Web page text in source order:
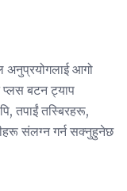
अनुप्रयोगलाई आगो
प्लस बटन ट्याप
तपाईं तस्बिरहरू,
संलग्न गर्न सक्नुहुनेछ